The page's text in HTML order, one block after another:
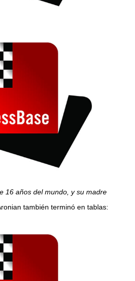
16 años del mundo, y su madre
también terminó en tablas: